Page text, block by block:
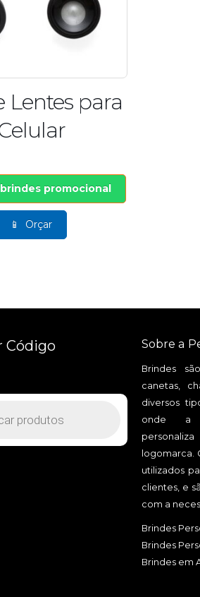
Lentes para
promocional
Orçar
Código Sobre a
Brindes
canetas,
diversos
onde a
logomarca.
utilizados
clientes, e
com a
Brindes
Brindes
Brindes em